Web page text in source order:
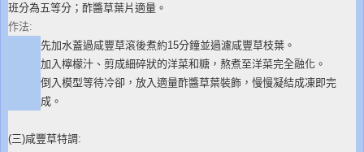
班分為五等分；酢醬草葉片適量。
作法:
先加水蓋過咸豐草滾後煮約15分鐘並過濾咸豐草枝葉。
加入檸檬汁、剪成細碎狀的洋菜和糖，熬煮至洋菜完全融化。
倒入模型等待冷卻，放入適量酢醬草葉裝飾，慢慢凝結成凍即完
成。
(三)咸豐草特調: